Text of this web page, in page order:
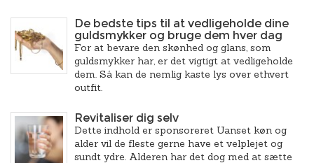
De bedste tips til at vedligeholde dine
guldsmykker og bruge dem hver dag
For at bevare den skønhed og glans, som
guldsmykker har, er det vigtigt at vedligeholde
dem. Så kan de nemlig kaste lys over ethvert
outfit.
Revitaliser dig selv
Dette indhold er sponsoreret Uanset køn og
alder vil de fleste gerne have et velplejet og
sundt ydre. Alderen har det dog med at sætte